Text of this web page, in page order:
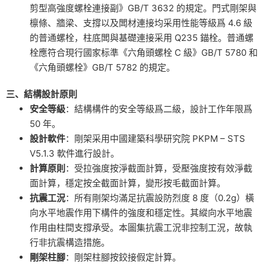
剪型高強度螺栓連接副》GB/T 3632 的規定。門式剛架與
檩條、牆梁、支撐以及闆材連接均采用性能等級爲 4.6 級
的普通螺栓，柱底闆與基礎連接采用 Q235 錨栓。普通螺
栓應符合現行國家标準《六角頭螺栓 C 級》GB/T 5780 和
《六角頭螺栓》GB/T 5782 的規定。
三、結構設計原則
安全等級：結構構件的安全等級爲二級，設計工作年限爲
50 年。
設計軟件：剛架采用中國建築科學研究院 PKPM – STS
V5.1.3 軟件進行設計。
計算原則 ：受拉強度按淨截面計算，受壓強度按有效淨截
面計算，穩定按全截面計算，變形按毛截面計算。
抗震工況：所有剛架均滿足抗震設防烈度 8 度（0.2g）橫
向水平地震作用下構件的強度和穩定性。其縱向水平地震
作用由柱間支撐承受。本圖集抗震工況非控制工況，故執
行非抗震構造措施。
剛架柱腳：剛架柱腳按鉸接假定計算。